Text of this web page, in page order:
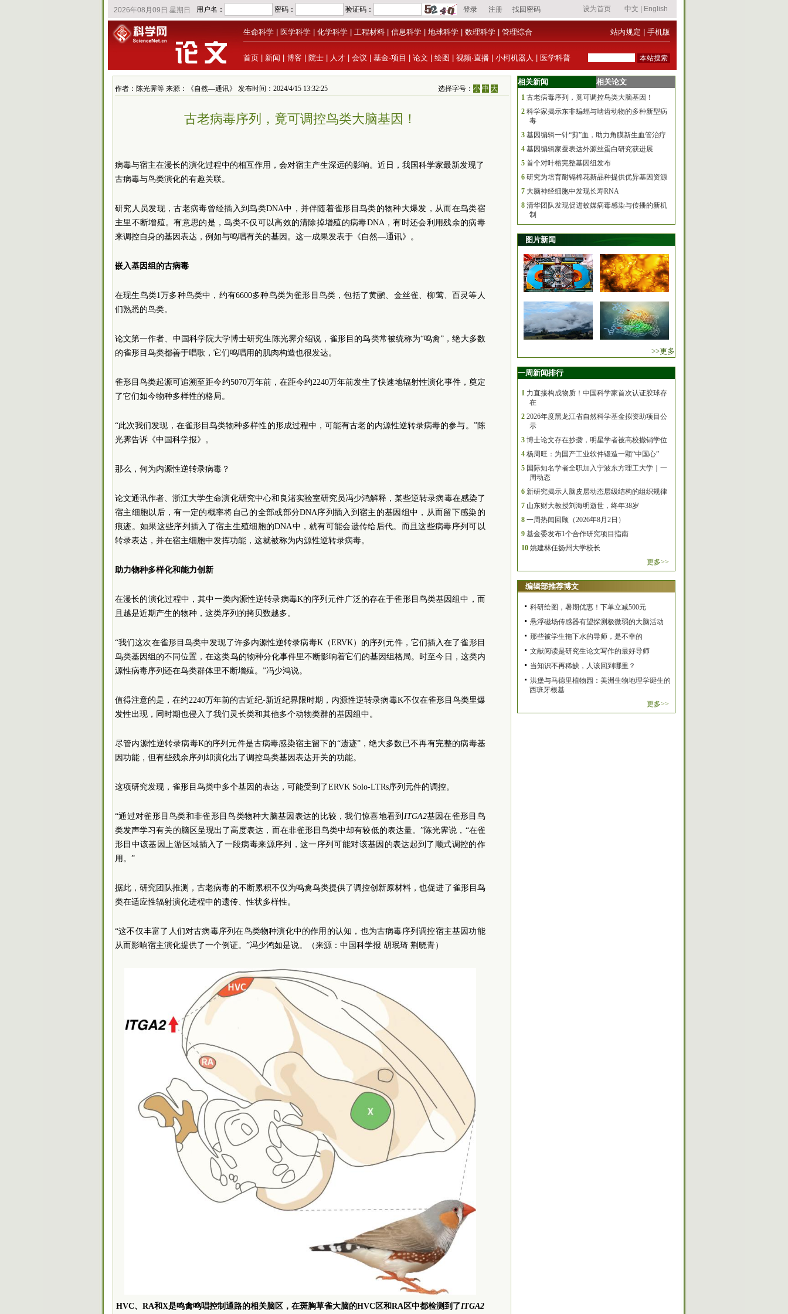
生命科学 医学科学 化学科学 工程材料 信息科学 地球科学 数理科学 管理综合 站内规定 手机版
首页 新闻 博客 院士 人才 会议 基金·项目 论文 绘图 视频·直播 小柯机器人 医学科普
作者：陈光霁等 来源：《自然—通讯》 发布时间：2024/4/15 13:32:25 选择字号：小 中 大
古老病毒序列，竟可调控鸟类大脑基因！
病毒与宿主在漫长的演化过程中的相互作用，会对宿主产生深远的影响。近日，我国科学家最新发现了
古病毒与鸟类演化的有趣关联。
研究人员发现，古老病毒曾经插入到鸟类DNA中，并伴随着雀形目鸟类的物种大爆发，从而在鸟类宿
主里不断增殖。有意思的是，鸟类不仅可以高效的清除掉增殖的病毒DNA，有时还会利用残余的病毒
来调控自身的基因表达，例如与鸣唱有关的基因。这一成果发表于《自然—通讯》。
嵌入基因组的古病毒
在现生鸟类1万多种鸟类中，约有6600多种鸟类为雀形目鸟类，包括了黄鹂、金丝雀、柳莺、百灵等人
们熟悉的鸟类。
论文第一作者、中国科学院大学博士研究生陈光霁介绍说，雀形目的鸟类常被统称为“鸣禽”，绝大多数
的雀形目鸟类都善于唱歌，它们鸣唱用的肌肉构造也很发达。
雀形目鸟类起源可追溯至距今约5070万年前，在距今约2240万年前发生了快速地辐射性演化事件，奠定
了它们如今物种多样性的格局。
“此次我们发现，在雀形目鸟类物种多样性的形成过程中，可能有古老的内源性逆转录病毒的参与。”陈
光霁告诉《中国科学报》。
那么，何为内源性逆转录病毒？
论文通讯作者、浙江大学生命演化研究中心和良渚实验室研究员冯少鸿解释，某些逆转录病毒在感染了
宿主细胞以后，有一定的概率将自己的全部或部分DNA序列插入到宿主的基因组中，从而留下感染的
痕迹。如果这些序列插入了宿主生殖细胞的DNA中，就有可能会遗传给后代。而且这些病毒序列可以
转录表达，并在宿主细胞中发挥功能，这就被称为内源性逆转录病毒。
助力物种多样化和能力创新
在漫长的演化过程中，其中一类内源性逆转录病毒K的序列元件广泛的存在于雀形目鸟类基因组中，而
且越是近期产生的物种，这类序列的拷贝数越多。
“我们这次在雀形目鸟类中发现了许多内源性逆转录病毒K（ERVK）的序列元件，它们插入在了雀形目
鸟类基因组的不同位置，在这类鸟的物种分化事件里不断影响着它们的基因组格局。时至今日，这类内
源性病毒序列还在鸟类群体里不断增殖。”冯少鸿说。
值得注意的是，在约2240万年前的古近纪-新近纪界限时期，内源性逆转录病毒K不仅在雀形目鸟类里爆
发性出现，同时期也侵入了我们灵长类和其他多个动物类群的基因组中。
尽管内源性逆转录病毒K的序列元件是古病毒感染宿主留下的“遗迹”，绝大多数已不再有完整的病毒基
因功能，但有些残余序列却演化出了调控鸟类基因表达开关的功能。
这项研究发现，雀形目鸟类中多个基因的表达，可能受到了ERVK Solo-LTRs序列元件的调控。
“通过对雀形目鸟类和非雀形目鸟类物种大脑基因表达的比较，我们惊喜地看到 ITGA2基因在雀形目鸟
类发声学习有关的脑区呈现出了高度表达，而在非雀形目鸟类中却有较低的表达量。”陈光霁说，“在雀
形目中该基因上游区域插入了一段病毒来源序列，这一序列可能对该基因的表达起到了顺式调控的作
用。”
据此，研究团队推测，古老病毒的不断累积不仅为鸣禽鸟类提供了调控创新原材料，也促进了雀形目鸟
类在适应性辐射演化进程中的遗传、性状多样性。
“这不仅丰富了人们对古病毒序列在鸟类物种演化中的作用的认知，也为古病毒序列调控宿主基因功能
从而影响宿主演化提供了一个例证。”冯少鸿如是说。（来源：中国科学报 胡珉琦 荆晓青）
HVC、RA和X是鸣禽鸣唱控制通路的相关脑区，在斑胸草雀大脑的HVC区和RA区中都检测到了ITGA2
相关新闻 相关论文
1 古老病毒序列，竟可调控鸟类大脑基因！
2 科学家揭示东非蝙蝠与啮齿动物的多种新型病
毒
3 基因编辑一针“剪”血，助力角膜新生血管治疗
4 基因编辑家蚕表达外源丝蛋白研究获进展
5 首个对叶榕完整基因组发布
6 研究为培育耐镉棉花新品种提供优异基因资源
7 大脑神经细胞中发现长寿RNA
8 清华团队发现促进蚊媒病毒感染与传播的新机
制
图片新闻
>>更多
一周新闻排行
1 力直接构成物质！中国科学家首次认证胶球存
在
2 2026年度黑龙江省自然科学基金拟资助项目公
示
3 博士论文存在抄袭，明星学者被高校撤销学位
4 杨周旺：为国产工业软件锻造一颗“中国心”
5 国际知名学者全职加入宁波东方理工大学｜一
周动态
6 新研究揭示人脑皮层动态层级结构的组织规律
7 山东财大教授刘海明逝世，终年38岁
8 一周热闻回顾（2026年8月2日）
9 基金委发布1个合作研究项目指南
10 姚建林任扬州大学校长
更多>>
编辑部推荐博文
科研绘图，暑期优惠！下单立减500元
悬浮磁场传感器有望探测极微弱的大脑活动
那些被学生拖下水的导师，是不幸的
文献阅读是研究生论文写作的最好导师
当知识不再稀缺，人该回到哪里？
洪堡与马德里植物园：美洲生物地理学诞生的
西班牙根基
更多>>